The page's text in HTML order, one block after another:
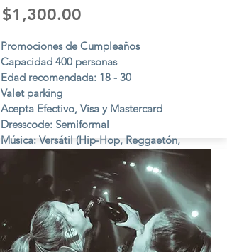
$1,300.00
Promociones de Cumpleaños
Capacidad 400 personas
Edad recomendada: 18 - 30
Valet parking
Acepta Efectivo, Visa y Mastercard
Dresscode: Semiformal
Música: Versátil (Hip-Hop, Reggaetón,
Electrónica, Pop, etc.)
Viernes y Sábados.